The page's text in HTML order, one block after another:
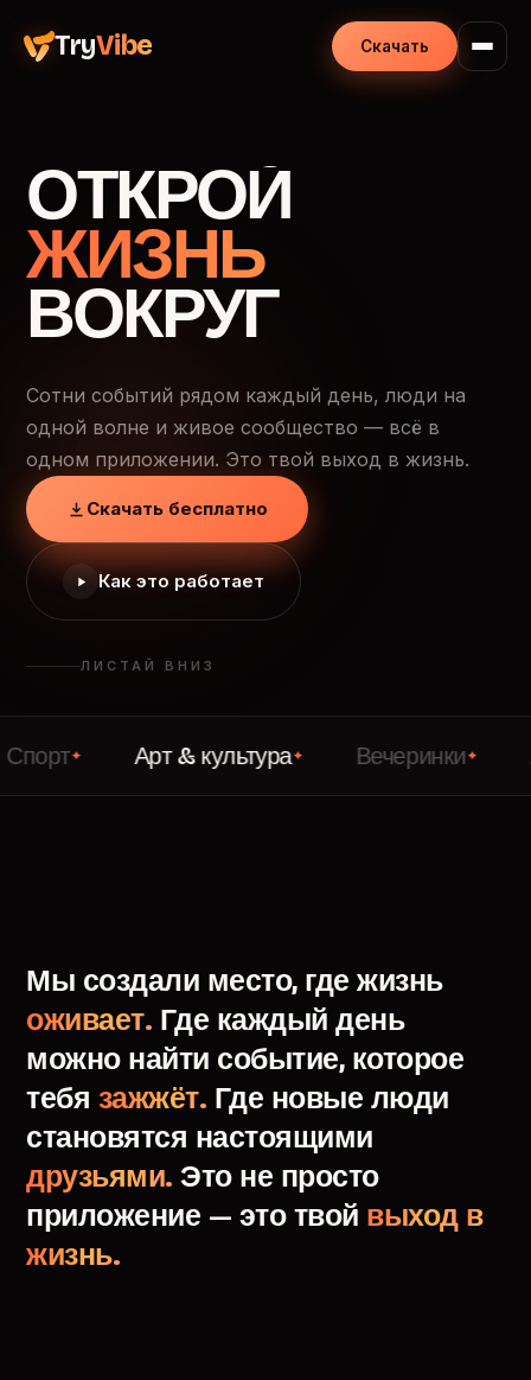
TryVibe Скачать
ОТКРОЙ
ЖИЗНЬ
ВОКРУГ
Сотни событий рядом каждый день, люди на
одной волне и живое сообщество — всё в
одном приложении. Это твой выход в жизнь.
Скачать бесплатно
Как это работает
ЛИСТАЙ ВНИЗ
Арт & культура✦ Вечеринки✦ Лекции
Мы создали место, где жизнь
оживает. Где каждый день
можно найти событие, которое
тебя зажжёт. Где новые люди
становятся настоящими
друзьями. Это не просто
приложение — это твой выход в
жизнь.